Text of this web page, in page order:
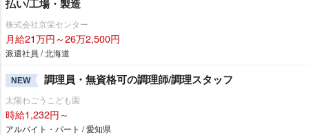
払い/工場・製造
株式会社京栄センター
月給21万円～26万2,500円
派遣社員 / 北海道
NEW 調理員・無資格可の調理師/調理スタッフ
太陽わごうこども園
時給1,232円～
アルバイト・パート / 愛知県